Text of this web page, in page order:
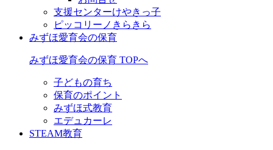
支援センターけやきっ子
ピッコリーノきらきら
みずほ愛育会の保育
みずほ愛育会の保育 TOPへ
子どもの育ち
保育のポイント
みずほ式教育
エデュカーレ
STEAM教育